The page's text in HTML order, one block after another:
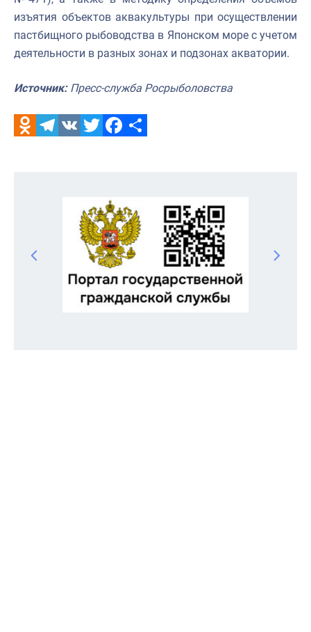
изъятия объектов аквакультуры при осуществлении
пастбищного рыбоводства в Японском море с учетом
деятельности в разных зонах и подзонах акватории.
Источник:Пресс-служба Росрыболовства